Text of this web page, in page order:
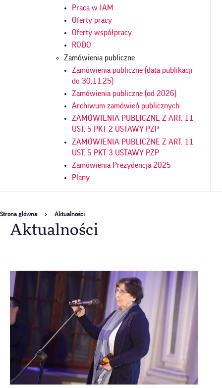
Praca w IAM
Oferty pracy
Oferty współpracy
RODO
Zamówienia publiczne
Zamówienia publiczne (data publikacji
do 30.11.25)
Zamówienia publiczne (od 2026)
Archiwum zamówień publicznych
ZAMÓWIENIA PUBLICZNE Z ART. 11
UST. 5 PKT 2 USTAWY PZP
ZAMÓWIENIA PUBLICZNE Z ART. 11
UST. 5 PKT 3 USTAWY PZP
Zamówienia Prezydencja 2025
Plany
Ścieżka
nawigacyjna
Strona główna Aktualności
Aktualności